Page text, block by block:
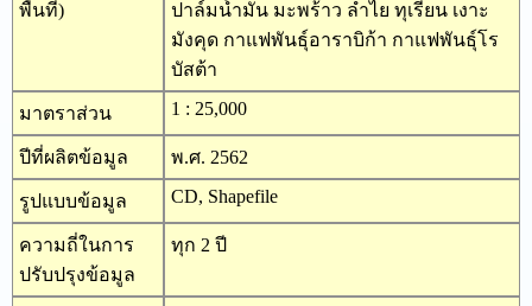
พื้นที่)
ปาล์มน้ำมัน มะพร้าว ลำไย ทุเรียน เงาะ
มังคุด กาแฟพันธุ์อาราบิก้า กาแฟพันธุ์โร
บัสต้า
มาตราส่วน 1 : 25,000
ปีที่ผลิตข้อมูล พ.ศ. 2562
รูปแบบข้อมูล CD, Shapefile
ความถี่ในการ
ปรับปรุงข้อมูล
ทุก 2 ปี